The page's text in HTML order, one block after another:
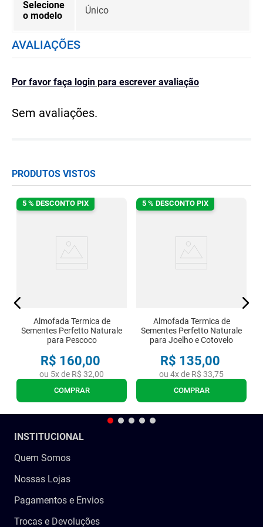
Selecione
o modelo
Único
AVALIAÇÕES
Por favor faça login para escrever avaliação
Sem avaliações.
PRODUTOS VISTOS
5 % DESCONTO PIX
Almofada Termica de
Sementes Perfetto Naturale
para Pescoco
R$ 160,00
ou 5x de R$ 32,00
COMPRAR
5 % DESCONTO PIX
Almofada Termica de
Sementes Perfetto Naturale
para Joelho e Cotovelo
R$ 135,00
ou 4x de R$ 33,75
COMPRAR
INSTITUCIONAL
Quem Somos
Nossas Lojas
Pagamentos e Envios
Trocas e Devoluções